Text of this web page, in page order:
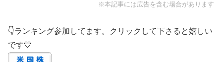
※本記事には広告を含む場合があります
👇ランキング参加してます。クリックして下さると嬉しい
です💛